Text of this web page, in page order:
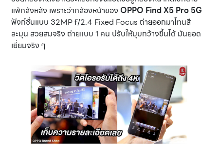
แพ้กล้งหลัง เพราะว่ากล้องหน้าของ OPPO Find X5 Pro 5G
ฟังก์ชั่นแบบ 32MP f/2.4 Fixed Focus ถ่ายออกมาโทนสี
ละมุน สวยสมจริง ถ่ายแบบ 1 คน ปรับให้มุมกว้างขึ้นได้ มันยอด
เยี่ยมจริง ๆ